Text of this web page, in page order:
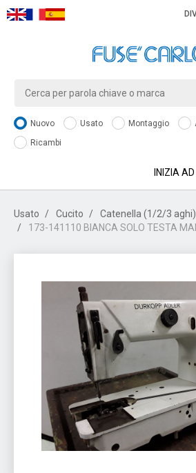
Nuovo Usato Montaggio
Ricambi
INIZIA
Usato Cucito
Catenella (1/2/3 aghi)
173-141110 BIANCA SOLO TESTA